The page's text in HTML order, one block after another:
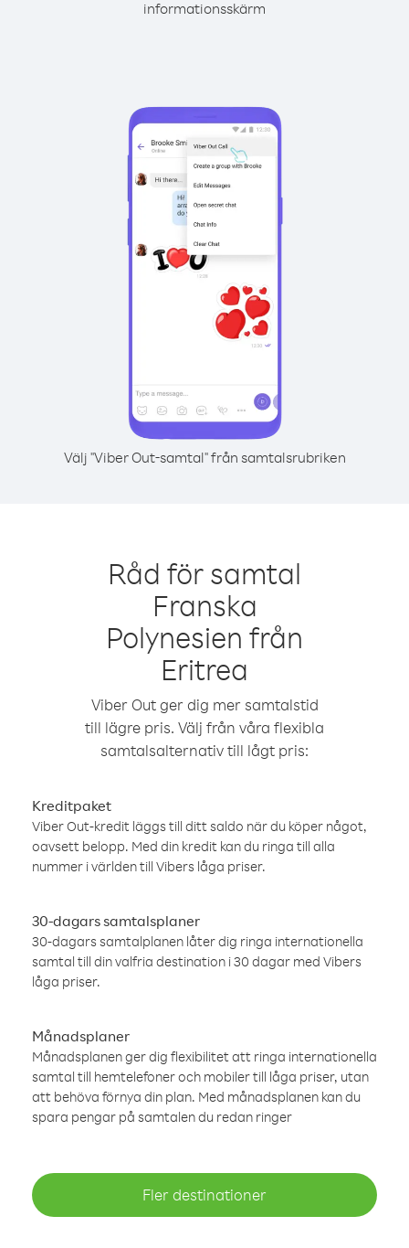
informationsskärm
Välj "Viber Out-samtal" från samtalsrubriken
Råd för samtal
Franska
Polynesien från
Eritrea
Viber Out ger dig mer samtalstid
till lägre pris. Välj från våra flexibla
samtalsalternativ till lågt pris:
Kreditpaket
Viber Out-kredit läggs till ditt saldo när du köper något,
oavsett belopp. Med din kredit kan du ringa till alla
nummer i världen till Vibers låga priser.
30-dagars samtalsplaner
30-dagars samtalplanen låter dig ringa internationella
samtal till din valfria destination i 30 dagar med Vibers
låga priser.
Månadsplaner
Månadsplanen ger dig flexibilitet att ringa internationella
samtal till hemtelefoner och mobiler till låga priser, utan
att behöva förnya din plan. Med månadsplanen kan du
spara pengar på samtalen du redan ringer
Fler destinationer